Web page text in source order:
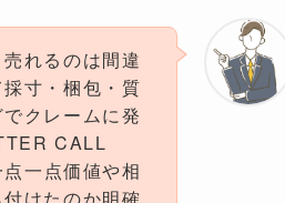
れるのは間違
寸・梱包・質
クレームに発
CALL
一点価値や相